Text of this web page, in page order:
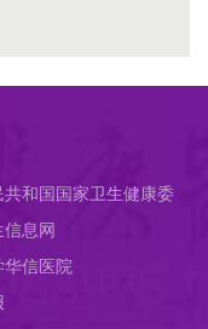
共和国国家卫生健康委
息网
华信医院